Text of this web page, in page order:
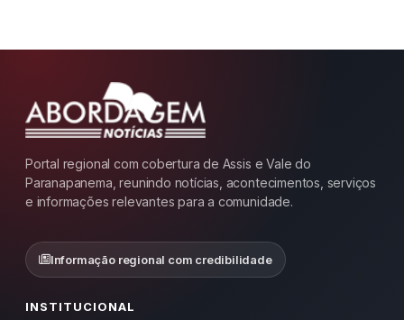
Portal regional com cobertura de Assis e Vale do
Paranapanema, reunindo notícias, acontecimentos, serviços
e informações relevantes para a comunidade.
Informação regional com credibilidade
INSTITUCIONAL